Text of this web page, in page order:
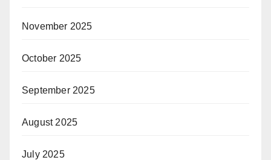
November 2025
October 2025
September 2025
August 2025
July 2025